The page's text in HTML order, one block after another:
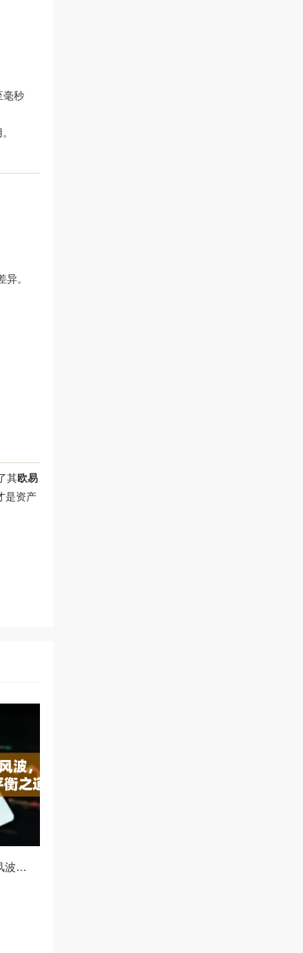
毫秒
。
其欧易
是资产
OKX冻结资产协查风波，合规与用户权益的平衡之道